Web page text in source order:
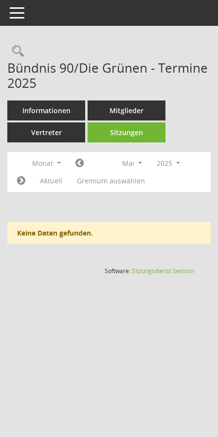
Toggle navigation
Rechercheauswahl
Bündnis 90/Die Grünen - Termine
2025
Informationen Mitglieder
Vertreter Sitzungen
Monat Mai
2025
Aktuell
Gremium auswählen
Keine Daten gefunden.
Software:SitzungsdienstSession(Wird in